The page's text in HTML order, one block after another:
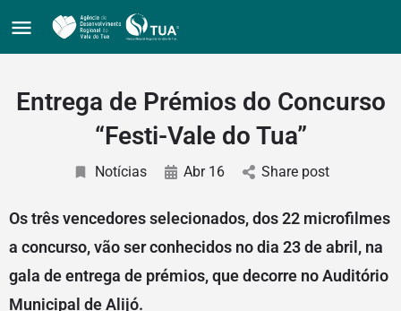
Entrega de Prémios do Concurso
“Festi-Vale do Tua”
Notícias Abr 16 Share post
Os três vencedores selecionados, dos 22 microfilmes
a concurso, vão ser conhecidos no dia 23 de abril, na
gala de entrega de prémios, que decorre no Auditório
Municipal de Alijó.